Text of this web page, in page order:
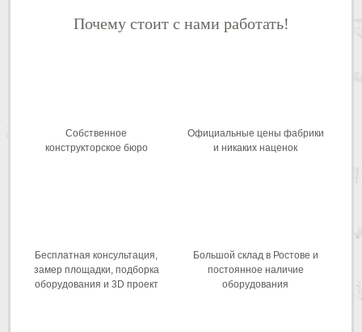
Почему стоит с нами работать!
Собственное
конструкторское бюро
Официальные цены фабрики
и никаких наценок
Бесплатная консультация,
замер площадки, подборка
оборудования и 3D проект
Большой склад в Ростове и
постоянное наличие
оборудования